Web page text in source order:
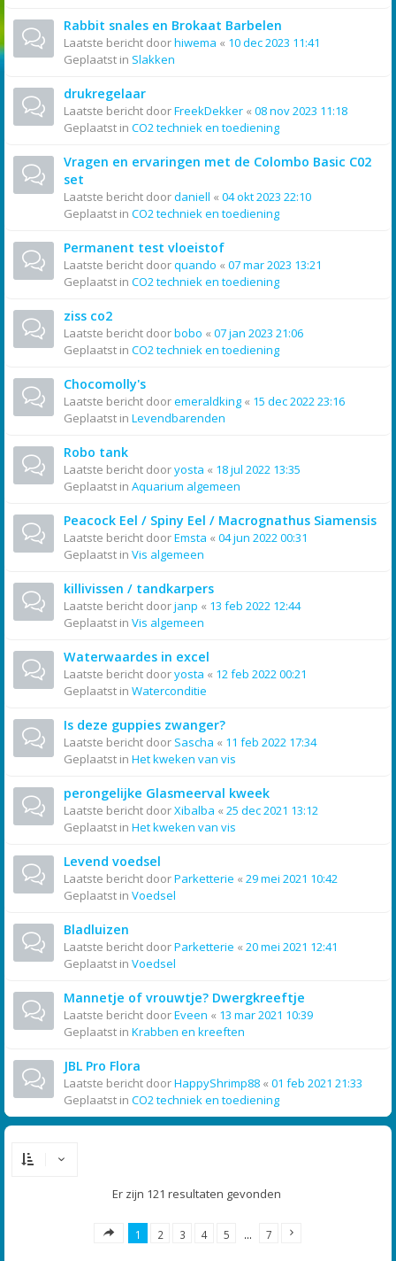
Rabbit snales en Brokaat Barbelen
Laatste bericht doorhiwema « 10 dec 2023 11:41
Geplaatst in Slakken
drukregelaar
Laatste bericht doorFreekDekker « 08 nov 2023 11:18
Geplaatst in CO2 techniek en toediening
Vragen en ervaringen met de Colombo Basic C02
set
Laatste bericht doordaniell « 04 okt 2023 22:10
Geplaatst in CO2 techniek en toediening
Permanent test vloeistof
Laatste bericht doorquando « 07 mar 2023 13:21
Geplaatst in CO2 techniek en toediening
ziss co2
Laatste bericht doorbobo « 07 jan 2023 21:06
Geplaatst in CO2 techniek en toediening
Chocomolly's
Laatste bericht dooremeraldking « 15 dec 2022 23:16
Geplaatst in Levendbarenden
Robo tank
Laatste bericht dooryosta « 18 jul 2022 13:35
Geplaatst in Aquarium algemeen
Peacock Eel / Spiny Eel / Macrognathus Siamensis
Laatste bericht doorEmsta « 04 jun 2022 00:31
Geplaatst in Vis algemeen
killivissen / tandkarpers
Laatste bericht doorjanp « 13 feb 2022 12:44
Geplaatst in Vis algemeen
Waterwaardes in excel
Laatste bericht dooryosta « 12 feb 2022 00:21
Geplaatst in Waterconditie
Is deze guppies zwanger?
Laatste bericht door Sascha « 11 feb 2022 17:34
Geplaatst in Het kweken van vis
perongelijke Glasmeerval kweek
Laatste bericht doorXibalba « 25 dec 2021 13:12
Geplaatst in Het kweken van vis
Levend voedsel
Laatste bericht doorParketterie « 29 mei 2021 10:42
Geplaatst in Voedsel
Bladluizen
Laatste bericht doorParketterie « 20 mei 2021 12:41
Geplaatst in Voedsel
Mannetje of vrouwtje? Dwergkreeftje
Laatste bericht doorEveen « 13 mar 2021 10:39
Geplaatst in Krabben en kreeften
JBL Pro Flora
Laatste bericht doorHappyShrimp88 « 01 feb 2021 21:33
Geplaatst in CO2 techniek en toediening
Er zijn 121 resultaten gevonden
1 2 3 4 5 … 7